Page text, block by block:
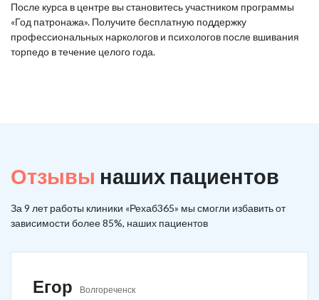
После курса в центре вы становитесь участником программы
«Год патронажа». Получите бесплатную поддержку
профессиональных наркологов и психологов после вшивания
торпедо в течение целого года.
Отзывы наших пациентов
За 9 лет работы клиники «Рехаб365» мы смогли избавить от
зависимости более 85%, наших пациентов
Егор Волгореченск